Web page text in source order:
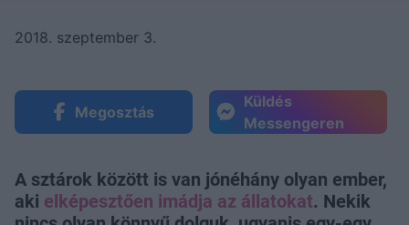
2018. szeptember 3.
Megosztás
Küldés
Messengeren
A sztárok között is van jónéhány olyan ember,
aki elképesztően imádja az állatokat. Nekik